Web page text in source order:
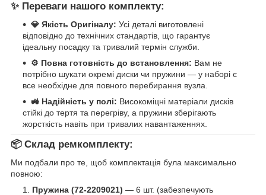
✨ Переваги нашого комплекту:
💎 Якість Оригіналу: Усі деталі виготовлені
відповідно до технічних стандартів, що гарантує
ідеальну посадку та тривалий термін служби.
⚙️ Повна готовність до встановлення: Вам не
потрібно шукати окремі диски чи пружини — у наборі є
все необхідне для повного перебирання вузла.
🚜 Надійність у полі: Високоміцні матеріали дисків
стійкі до тертя та перегріву, а пружини зберігають
жорсткість навіть при тривалих навантаженнях.
📦 Склад ремкомплекту:
Ми подбали про те, щоб комплектація була максимально
повною:
Пружина (72-2209021) — 6 шт. (забезпечують